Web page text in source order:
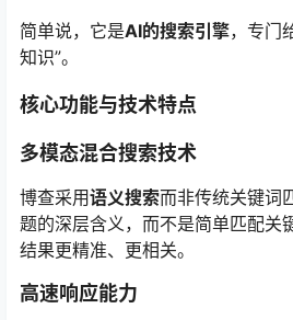
简单说，它是AI的搜索引擎，专门
知识”。
核心功能与技术特点
多模态混合搜索技术
博查采用语义搜索而非传统关键词
题的深层含义，而不是简单匹配关
结果更精准、更相关。
高速响应能力